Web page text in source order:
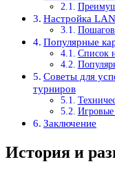
Настройка
Популярные
Список
Советы для
турниров
Игровые
Заключение
История и